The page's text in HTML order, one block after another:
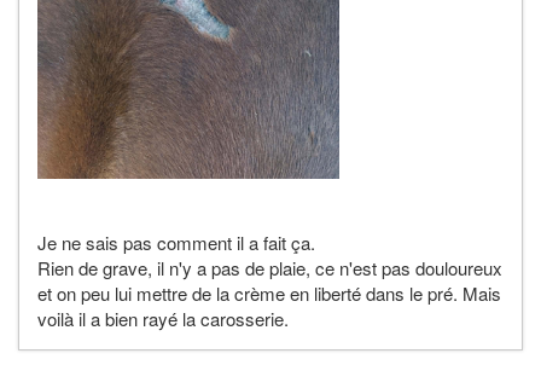
Je ne sais pas comment il a fait ça.
Rien de grave, il n'y a pas de plaie, ce n'est pas douloureux
et on peu lui mettre de la crème en liberté dans le pré. Mais
voilà il a bien rayé la carosserie.